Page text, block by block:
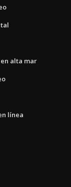
alta mar
línea